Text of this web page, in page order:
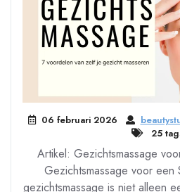
06 februari 2026
25
Artikel: Gezichtsmassage
Gezichtsmassage voor een
gezichtsmassage is niet alleen